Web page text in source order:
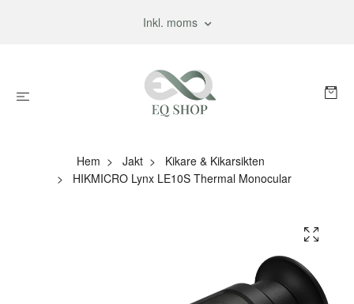
Inkl. moms
Hem Jakt
Kikare & Kikarsikten
HIKMICRO Lynx LE10S Thermal Monocular